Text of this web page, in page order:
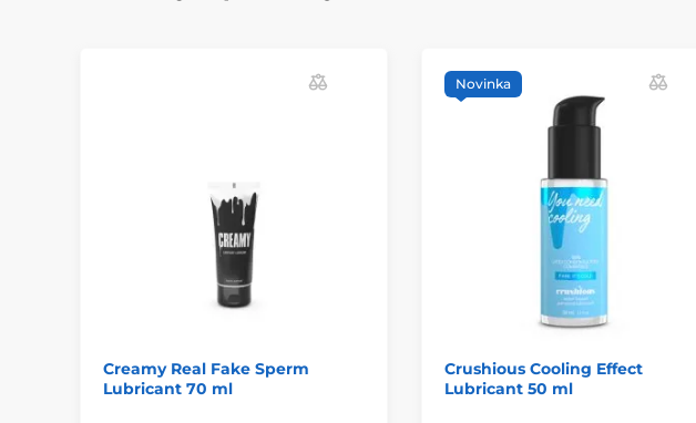
Creamy Real Fake Sperm
Lubricant 70 ml
Novinka
Crushious Cooling Effect
Lubricant 50 ml